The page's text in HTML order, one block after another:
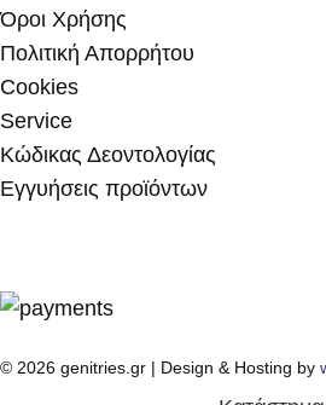
Όροι Χρήσης
Πολιτική Απορρήτου
Cookies
Service
Κώδικας Δεοντολογίας
Εγγυήσεις προϊόντων
© 2026 genitries.gr | Design & Hosting by